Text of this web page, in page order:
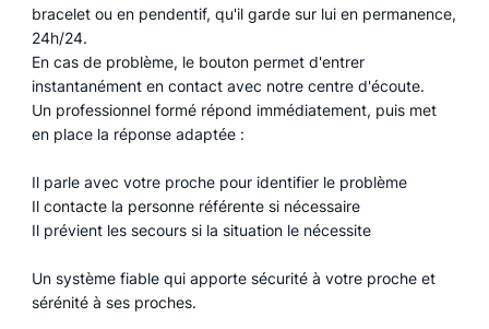
bracelet ou en pendentif, qu'il garde sur lui en permanence,
24h/24.
En cas de problème, le bouton permet d'entrer
instantanément en contact avec notre centre d'écoute.
Un professionnel formé répond immédiatement, puis met
en place la réponse adaptée :
Il parle avec votre proche pour identifier le problème
Il contacte la personne référente si nécessaire
Il prévient les secours si la situation le nécessite
Un système fiable qui apporte sécurité à votre proche et
sérénité à ses proches.